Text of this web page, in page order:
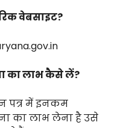
वेबसाइट?
का लाभ कैसे लें?
पत्र में इनकम
का लाभ लेना है उसे